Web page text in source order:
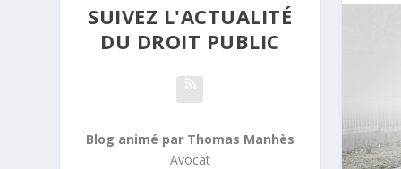
SUIVEZ L'ACTUALITÉ
DU DROIT PUBLIC
Blog animé par Thomas Manhès
Avocat